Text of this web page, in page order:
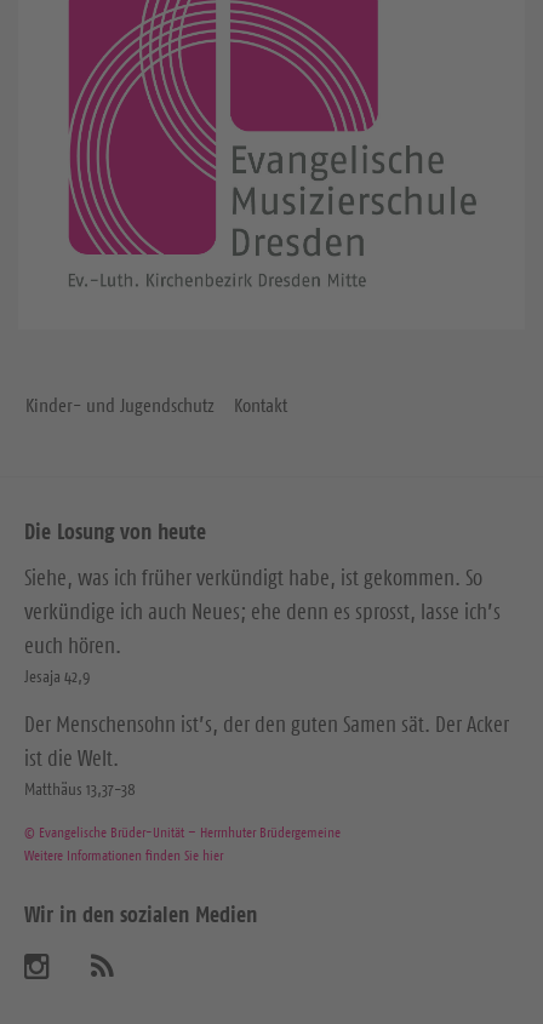
Kinder- und Jugendschutz Kontakt
Die Losung von heute
Siehe, was ich früher verkündigt habe, ist gekommen. So
verkündige ich auch Neues; ehe denn es sprosst, lasse ich’s
euch hören.
Jesaja 42,9
Der Menschensohn ist’s, der den guten Samen sät. Der Acker
ist die Welt.
Matthäus 13,37-38
© Evangelische Brüder-Unität – Herrnhuter Brüdergemeine
Weitere Informationen finden Sie hier
Wir in den sozialen Medien